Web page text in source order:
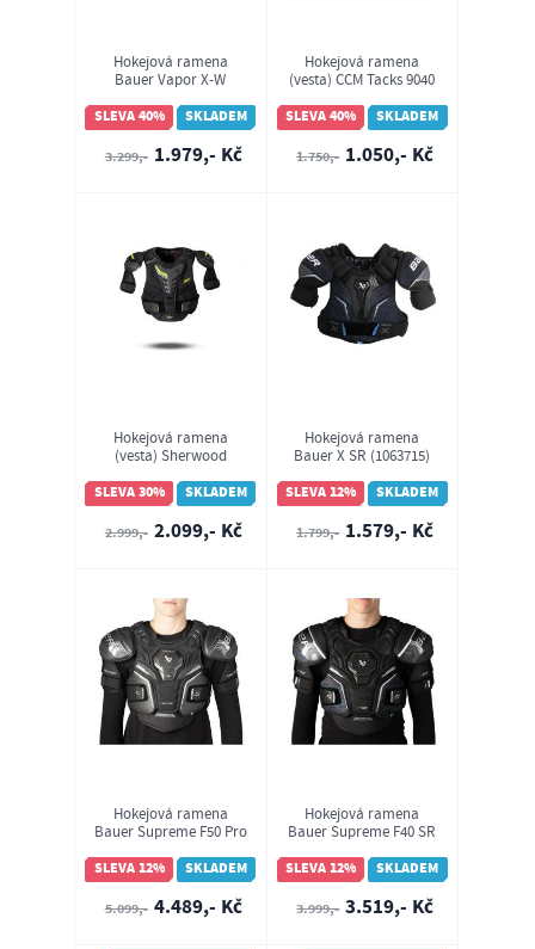
Hokejová ramena
Bauer Vapor X-W
SLEVA 40%
SKLADEM
3.299,- 1.979,- Kč
Hokejová ramena
(vesta) CCM Tacks 9040
SLEVA 40%
SKLADEM
1.750,- 1.050,- Kč
Hokejová ramena
(vesta) Sherwood
SLEVA 30%
SKLADEM
2.999,- 2.099,- Kč
Hokejová ramena
Bauer X SR (1063715)
SLEVA 12%
SKLADEM
1.799,- 1.579,- Kč
Hokejová ramena
Bauer Supreme F50 Pro
SLEVA 12%
SKLADEM
5.099,- 4.489,- Kč
Hokejová ramena
Bauer Supreme F40 SR
SLEVA 12%
SKLADEM
3.999,- 3.519,- Kč